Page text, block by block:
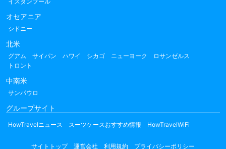
オセアニア
シドニー
北米
グアム サイパン ハワイ シカゴ ニューヨーク
ロサンゼルス
トロント
中南米
サンパウロ
グループサイト
HowTravelニュース スーツケースおすすめ情報 HowTravelWiFi
サイトトップ 運営会社 利用規約 プライバシーポリシー